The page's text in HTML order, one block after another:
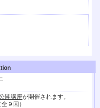
開講座が開催されます。
９回）